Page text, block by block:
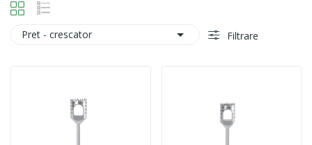
Pret - crescator  Filtrare